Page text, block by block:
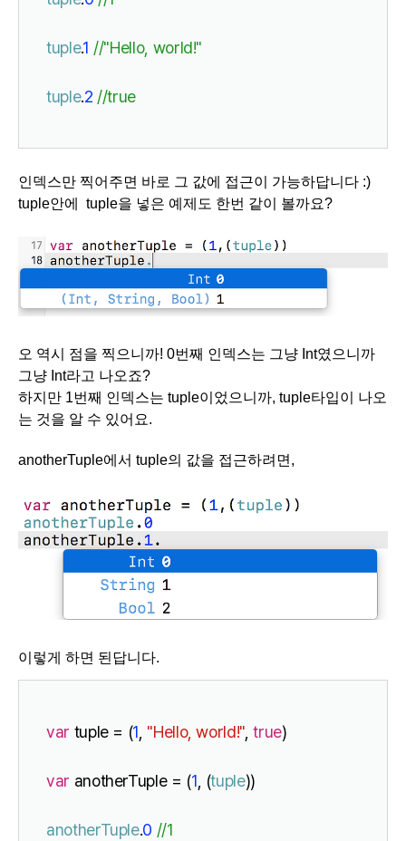
tuple.1 //"Hello, world!"
tuple.2 //true
인덱스만 찍어주면 바로 그 값에 접근이 가능하답니다 :)
tuple안에 tuple을 넣은 예제도 한번 같이 볼까요?
오 역시 점을 찍으니까! 0번째 인덱스는 그냥 Int였으니까
그냥 Int라고 나오죠?
하지만 1번째 인덱스는 tuple이었으니까, tuple타입이 나오
는 것을 알 수 있어요.
anotherTuple에서 tuple의 값을 접근하려면,
이렇게 하면 된답니다.
var tuple = (1, "Hello, world!", true)
var anotherTuple = (1, (tuple))
anotherTuple.0 //1